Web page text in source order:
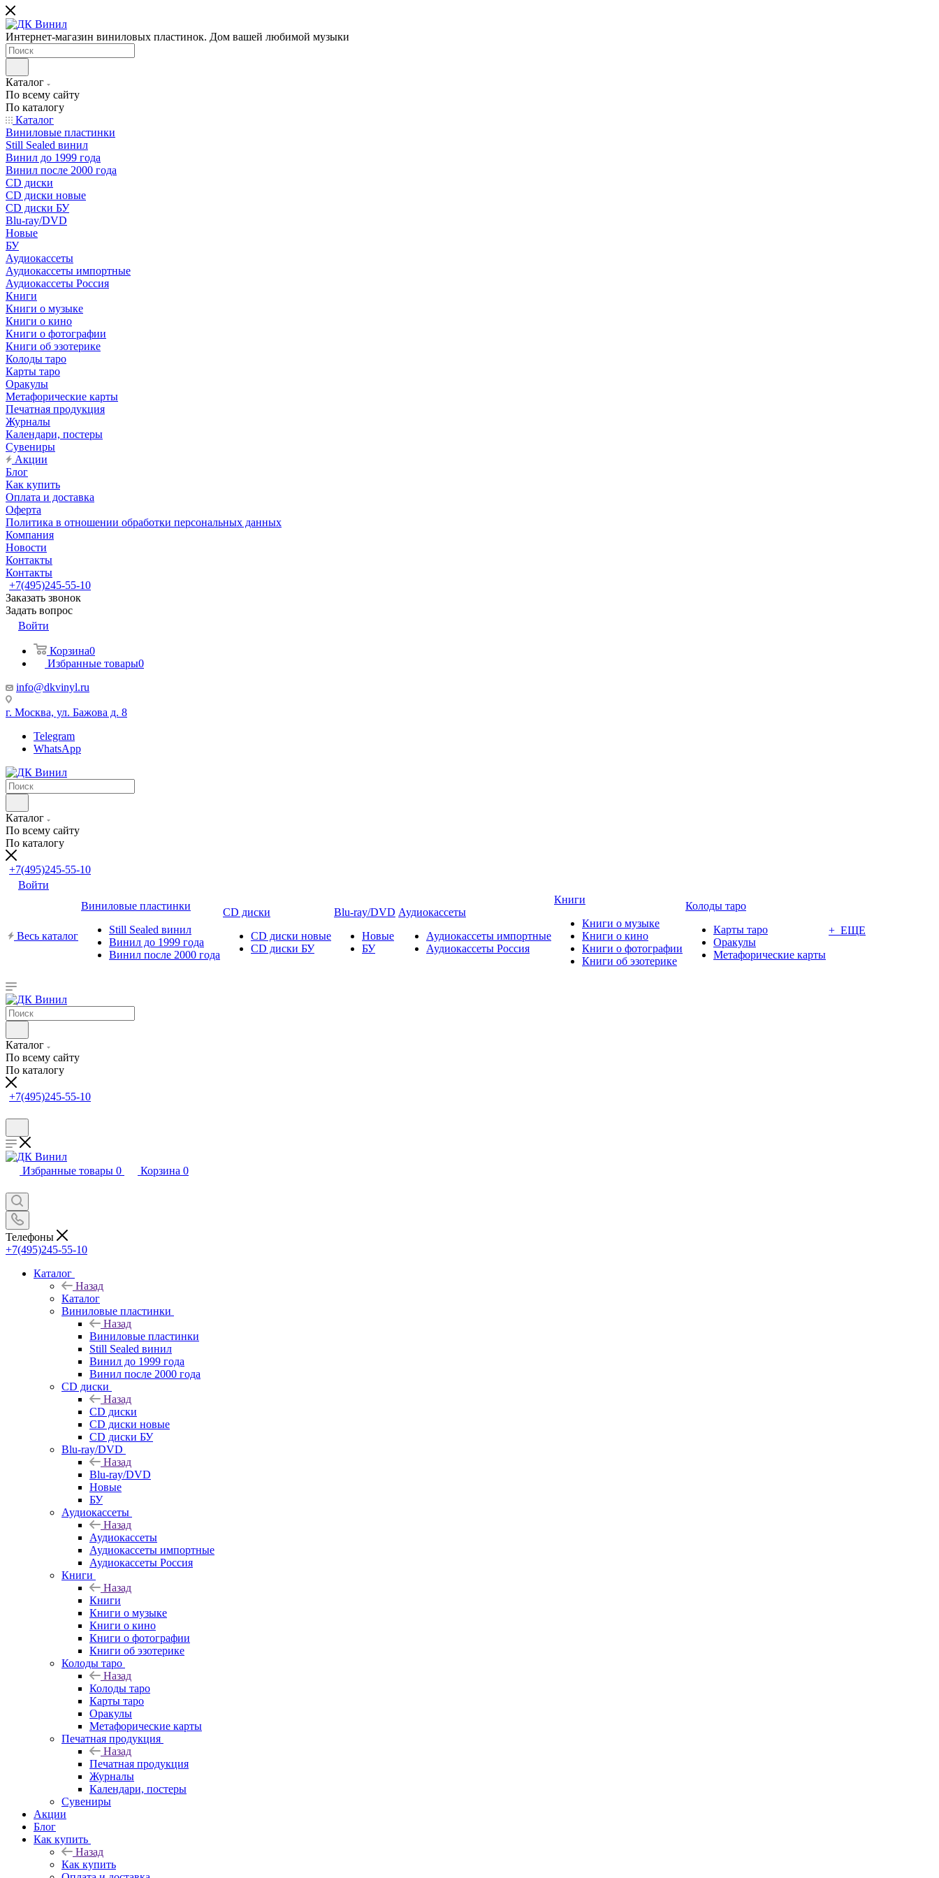
Интернет-магазин виниловых пластинок. Дом вашей любимой музыки
Каталог
По всему сайту
По каталогу
Каталог
Виниловые пластинки
Still Sealed винил
Винил до 1999 года
Винил после 2000 года
CD диски
CD диски новые
CD диски БУ
Blu-ray/DVD
Новые
БУ
Аудиокассеты
Аудиокассеты импортные
Аудиокассеты Россия
Книги
Книги о музыке
Книги о кино
Книги о фотографии
Книги об эзотерике
Колоды таро
Карты таро
Оракулы
Метафорические карты
Печатная продукция
Журналы
Календари, постеры
Сувениры
Акции
Блог
Как купить
Оплата и доставка
Оферта
Политика в отношении обработки персональных данных
Компания
Новости
Контакты
Контакты
+7(495)245-55-10
Заказать звонок
Задать вопрос
Войти
Корзина0
Избранные товары0
info@dkvinyl.ru
г. Москва, ул. Бажова д. 8
Telegram
WhatsApp
Каталог
По всему сайту
По каталогу
+7(495)245-55-10
Войти
Весь каталог
Виниловые пластинки
Still Sealed винил
Винил до 1999 года
Винил после 2000 года
CD диски
CD диски новые
CD диски БУ
Blu-ray/DVD
Новые
БУ
Аудиокассеты
Аудиокассеты импортные
Аудиокассеты Россия
Книги
Книги о музыке
Книги о кино
Книги о фотографии
Книги об эзотерике
Колоды таро
Карты таро
Оракулы
Метафорические карты
+ ЕЩЕ
Каталог
По всему сайту
По каталогу
+7(495)245-55-10
Избранные товары 0 Корзина 0
Телефоны
+7(495)245-55-10
Каталог
Назад
Каталог
Виниловые пластинки
Назад
Виниловые пластинки
Still Sealed винил
Винил до 1999 года
Винил после 2000 года
CD диски
Назад
CD диски
CD диски новые
CD диски БУ
Blu-ray/DVD
Назад
Blu-ray/DVD
Новые
БУ
Аудиокассеты
Назад
Аудиокассеты
Аудиокассеты импортные
Аудиокассеты Россия
Книги
Назад
Книги
Книги о музыке
Книги о кино
Книги о фотографии
Книги об эзотерике
Колоды таро
Назад
Колоды таро
Карты таро
Оракулы
Метафорические карты
Печатная продукция
Назад
Печатная продукция
Журналы
Календари, постеры
Сувениры
Акции
Блог
Как купить
Назад
Как купить